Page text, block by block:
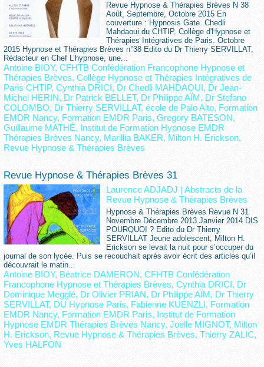
Revue Hypnose & Thérapies Brèves N 38
Août, Septembre, Octobre 2015 En
couverture : Hypnosis Gate. Chedli
Mahdaoui du CHTIP, Collège d'Hypnose et
Thérapies Intégratives de Paris. Octobre
2015 Hypnose et Thérapies Brèves n°38 Edito du Dr Thierry SERVILLAT,
Rédacteur en Chef L’hypnose, une...
Antoine BIOY, CFHTB Confédération Francophone Hypnose et
Thérapies Brèves, Collège Hypnose et Thérapies Intégratives de
Paris CHTIP, Cynthia DRICI, Dr Chedli MAHDAOUI, Dr Jean-
Michel HERIN, Dr Patrick BELLET, Dr Philippe AÏM, Dr Stefano
COLOMBO, Dr Thierry SERVILLAT, école de Palo Alto, Formation
EMDR Nancy, Formation EMDR Paris, Gregory BATESON,
Guillaume MATHÉ, Institut de Formation Hypnose EMDR
Thérapies Brèves Nancy, Marillia BAKER, Milton H. Erickson,
Revue Hypnose & Thérapies Brèves
Revue Hypnose & Thérapies Brèves 31
Laurence ADJADJ |Abstracts de la
Revue Hypnose & Thérapies Brèves
Hypnose & Thérapies Brèves Revue N 31
Novembre Décembre 2013 Janvier 2014 DIS
POURQUOI ? Edito du Dr Thierry
SERVILLAT Jeune adolescent, Milton H.
Erickson se levait la nuit pour s’occuper du
journal de son lycée. Puis se recouchait après avoir écrit des articles qu’il
découvrait le matin...
Antoine BIOY, Béatrice DAMERON, CFHTB Confédération
Francophone Hypnose et Thérapies Brèves, Cynthia DRICI, Dr
Dominique Megglé, Dr Olivier PRIAN, Dr Philippe AÏM, Dr Thierry
SERVILLAT, DU Hypnose Paris, Fabienne KUENZLI, Formation
EMDR Nancy, Formation EMDR Paris, Institut de Formation
Hypnose EMDR Thérapies Brèves Nancy, Joëlle MIGNOT, Milton
H. Erickson, Revue Hypnose & Thérapies Brèves, Thierry ZALIC,
Yves HALFON